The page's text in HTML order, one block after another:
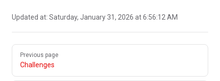
Updated at: Saturday, January 31, 2026 at 6:56:12 AM
Pager
Previous page
Challenges